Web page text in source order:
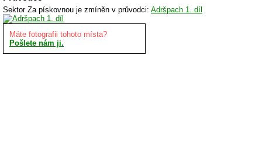
Sektor Za pískovnou je zmíněn v průvodci: Adršpach 1. díl
Máte fotografii tohoto místa?
Pošlete nám ji.